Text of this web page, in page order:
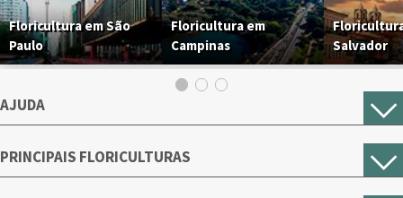
Floricultura em São
Paulo
Floricultura em
Campinas
Salvador
AJUDA
PRINCIPAIS FLORICULTURAS